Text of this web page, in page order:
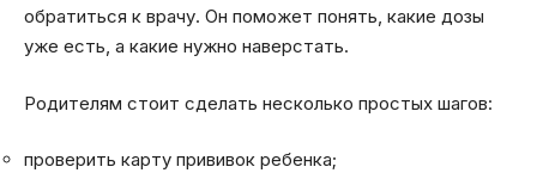
обратиться к врачу. Он поможет понять, какие дозы
уже есть, а какие нужно наверстать.
Родителям стоит сделать несколько простых шагов:
проверить карту прививок ребенка;